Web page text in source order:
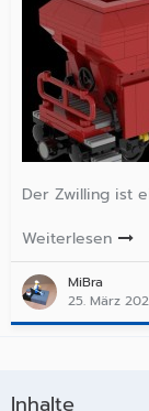
Der Zwilling ist
Weiterlesen
MiBra
25. März
Inhalte